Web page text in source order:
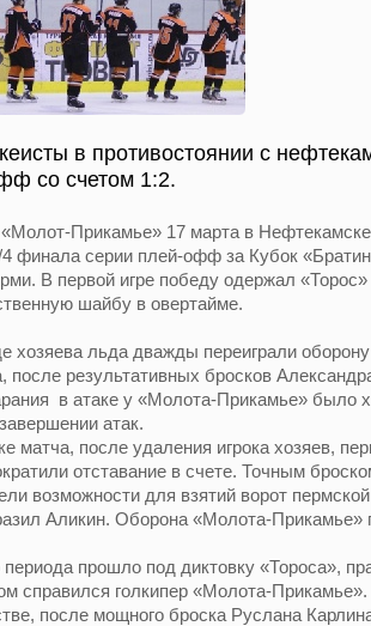
в противостоянии с
со счетом 1:2.
Прикамье» 17 марта в Нефтекамске
4 финала серии плей-офф за Кубок
В первой игре победу одержал
шайбу в овертайме.
хозяева льда дважды переиграли
после результативных бросков
в атаке у «Молота-Прикамье» было
атак.
матча, после удаления игрока хозяев,
отставание в счете. Точным
возможности для взятий ворот
Аликин. Оборона «Молота-Прикамье»
периода прошло под диктовку «Тороса»,
справился голкипер «Молота-
после мощного броска Руслана